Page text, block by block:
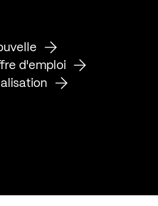
d'emploi
Kollectif